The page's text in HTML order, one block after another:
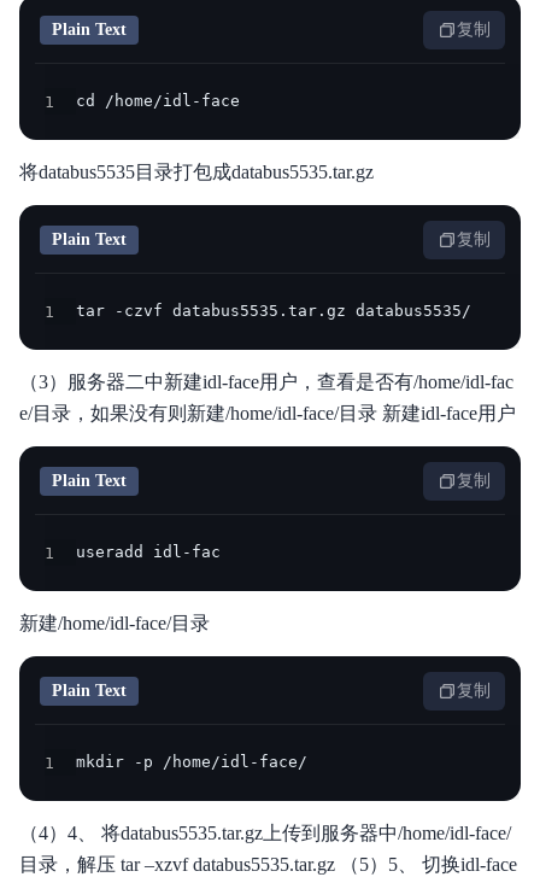
Plain Text 复制
1 cd /home/idl-face
将databus5535目录打包成databus5535.tar.gz
Plain Text 复制
1 tar -czvf databus5535.tar.gz databus5535/
（3）服务器二中新建idl-face用户，查看是否有/home/idl-fac
e/目录，如果没有则新建/home/idl-face/目录 新建idl-face用户
Plain Text 复制
1 useradd idl-fac
新建/home/idl-face/目录
Plain Text 复制
1 mkdir -p /home/idl-face/
（4）4、 将databus5535.tar.gz上传到服务器中/home/idl-face/
目录，解压 tar –xzvf databus5535.tar.gz （5）5、 切换idl-face